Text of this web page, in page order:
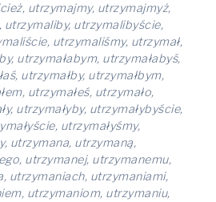
utrzymajmy, utrzymajmyż,
utrzymaliby, utrzymalibyście,
utrzymaliśmy, utrzymał,
utrzymałabym, utrzymałabyś,
utrzymałby, utrzymałbym,
utrzymałeś, utrzymało,
utrzymałyby, utrzymałybyście,
utrzymałyśmy,
utrzymana, utrzymaną,
utrzymanej, utrzymanemu,
utrzymaniach, utrzymaniami,
utrzymaniom, utrzymaniu,